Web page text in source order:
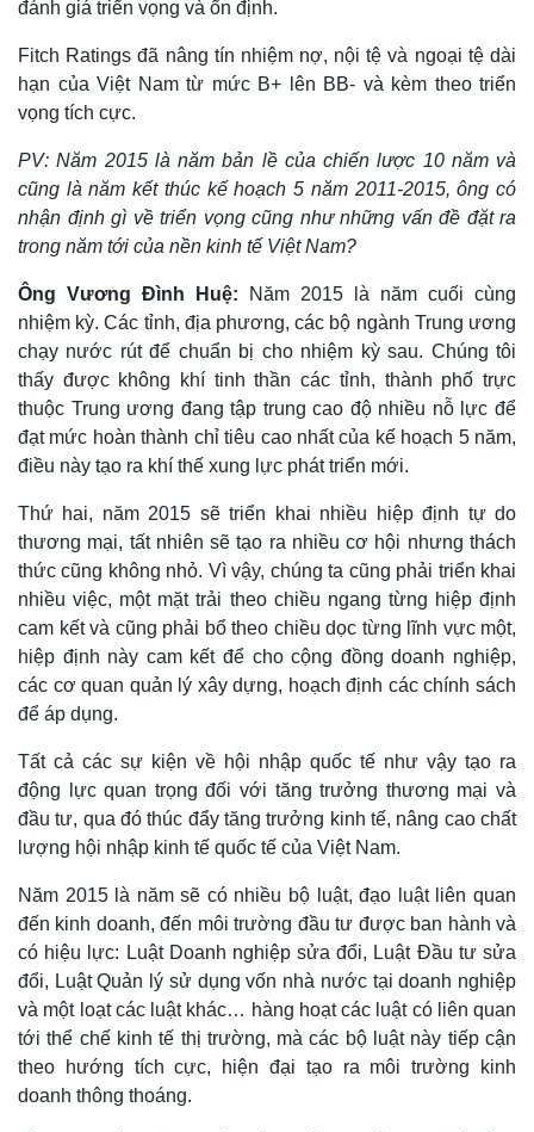
đánh giá triển vọng và ổn định.
Fitch Ratings đã nâng tín nhiệm nợ, nội tệ và ngoại tệ dài
hạn của Việt Nam từ mức B+ lên BB- và kèm theo triển
vọng tích cực.
PV: Năm 2015 là năm bản lề của chiến lược 10 năm và
cũng là năm kết thúc kế hoạch 5 năm 2011-2015, ông có
nhận định gì về triển vọng cũng như những vấn đề đặt ra
trong năm tới của nền kinh tế Việt Nam?
Ông Vương Đình Huệ: Năm 2015 là năm cuối cùng
nhiệm kỳ. Các tỉnh, địa phương, các bộ ngành Trung ương
chạy nước rút để chuẩn bị cho nhiệm kỳ sau. Chúng tôi
thấy được không khí tinh thần các tỉnh, thành phố trực
thuộc Trung ương đang tập trung cao độ nhiều nỗ lực để
đạt mức hoàn thành chỉ tiêu cao nhất của kế hoạch 5 năm,
điều này tạo ra khí thế xung lực phát triển mới.
Thứ hai, năm 2015 sẽ triển khai nhiều hiệp định tự do
thương mại, tất nhiên sẽ tạo ra nhiều cơ hội nhưng thách
thức cũng không nhỏ. Vì vậy, chúng ta cũng phải triển khai
nhiều việc, một mặt trải theo chiều ngang từng hiệp định
cam kết và cũng phải bổ theo chiều dọc từng lĩnh vực một,
hiệp định này cam kết để cho cộng đồng doanh nghiệp,
các cơ quan quản lý xây dựng, hoạch định các chính sách
để áp dụng.
Tất cả các sự kiện về hội nhập quốc tế như vậy tạo ra
động lực quan trọng đối với tăng trưởng thương mại và
đầu tư, qua đó thúc đẩy tăng trưởng kinh tế, nâng cao chất
lượng hội nhập kinh tế quốc tế của Việt Nam.
Năm 2015 là năm sẽ có nhiều bộ luật, đạo luật liên quan
đến kinh doanh, đến môi trường đầu tư được ban hành và
có hiệu lực: Luật Doanh nghiệp sửa đổi, Luật Đầu tư sửa
đổi, Luật Quản lý sử dụng vốn nhà nước tại doanh nghiệp
và một loạt các luật khác… hàng hoạt các luật có liên quan
tới thể chế kinh tế thị trường, mà các bộ luật này tiếp cận
theo hướng tích cực, hiện đại tạo ra môi trường kinh
doanh thông thoáng.